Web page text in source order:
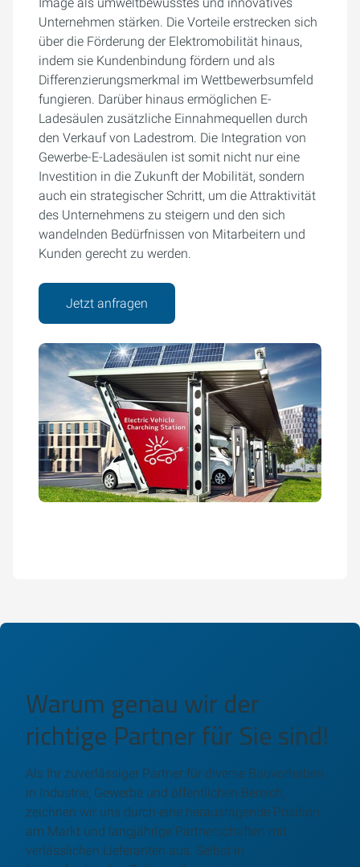
Unternehmen stärken. Die Vorteile erstrecken sich
über die Förderung der Elektromobilität hinaus,
indem sie Kundenbindung fördern und als
Differenzierungsmerkmal im Wettbewerbsumfeld
fungieren. Darüber hinaus ermöglichen E-
Ladesäulen zusätzliche Einnahmequellen durch
den Verkauf von Ladestrom. Die Integration von
Gewerbe-E-Ladesäulen ist somit nicht nur eine
Investition in die Zukunft der Mobilität, sondern
auch ein strategischer Schritt, um die Attraktivität
des Unternehmens zu steigern und den sich
wandelnden Bedürfnissen von Mitarbeitern und
Kunden gerecht zu werden.
Jetzt anfragen
Warum genau wir der
richtige Partner für Sie sind!
Als Ihr zuverlässiger Partner für diverse Bauvorhaben
in Industrie, Gewerbe und öffentlichen Bereich,
zeichnen wir uns durch eine herausragende Position
am Markt und langjährige Partnerschaften mit
verlässlichen Lieferanten aus. Selbst in